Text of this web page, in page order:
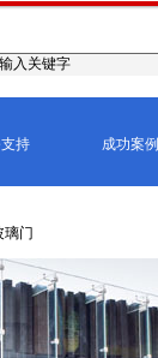
持 成功案例
璃门